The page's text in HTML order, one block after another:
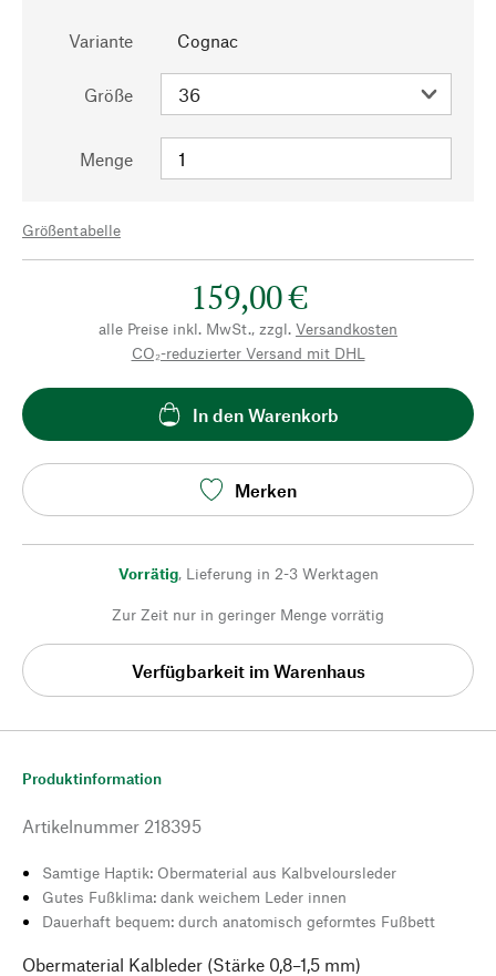
Variante Cognac
Größe
Menge
Größentabelle
159,00 €
alle Preise inkl. MwSt., zzgl. Versandkosten
CO₂-reduzierter Versand mit DHL
In den Warenkorb
Merken
Vorrätig, Lieferung in 2-3 Werktagen
Zur Zeit nur in geringer Menge vorrätig
Verfügbarkeit im Warenhaus
Produktinformation
Artikelnummer 218395
Samtige Haptik: Obermaterial aus Kalbveloursleder
Gutes Fußklima: dank weichem Leder innen
Dauerhaft bequem: durch anatomisch geformtes Fußbett
Obermaterial Kalbleder (Stärke 0,8–1,5 mm)